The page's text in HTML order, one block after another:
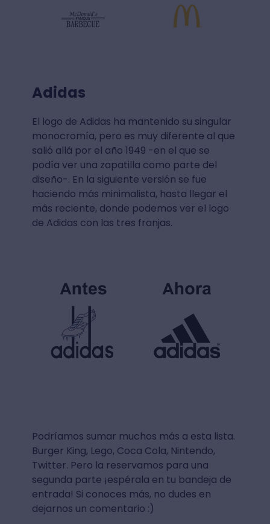
Adidas
El logo de Adidas ha mantenido su singular
monocromía, pero es muy diferente al que
salió allá por el año 1949 -en el que se
podía ver una zapatilla como parte del
diseño-. En la siguiente versión se fue
haciendo más minimalista, hasta llegar el
más reciente, donde podemos ver el logo
de Adidas con las tres franjas.
Podríamos sumar muchos más a esta lista.
Burger King, Lego, Coca Cola, Nintendo,
Twitter. Pero la reservamos para una
segunda parte ¡espérala en tu bandeja de
entrada! Si conoces más, no dudes en
dejarnos un comentario :)